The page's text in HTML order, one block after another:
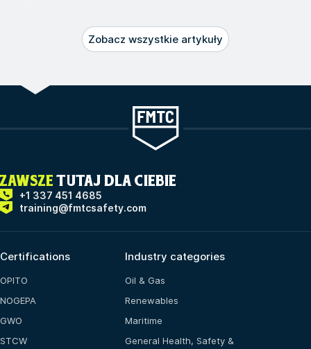
Zobacz wszystkie artykuły
ZAWSZE TUTAJ DLA CIEBIE
+1 337 451 4685
training@fmtcsafety.com
Certifications
OPITO
NOGEPA
GWO
STCW
Industry categories
Oil & Gas
Renewables
Maritime
General Health, Safety &